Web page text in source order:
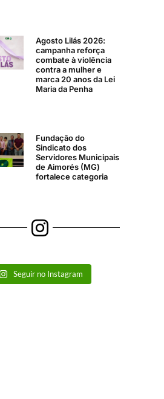
Agosto Lilás 2026:
campanha reforça
combate à violência
contra a mulher e
marca 20 anos da Lei
Maria da Penha
Fundação do
Sindicato dos
Servidores Municipais
de Aimorés (MG)
fortalece categoria
Seguir no Instagram